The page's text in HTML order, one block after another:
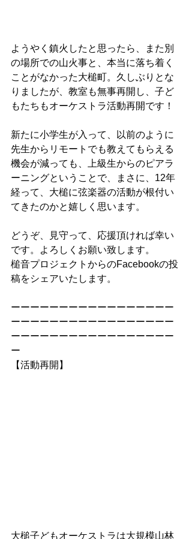
ようやく鎮火したと思ったら、また別
の場所での山火事と、本当に落ち着く
ことがなかった大槌町。久しぶりとな
りましたが、教室も無事再開し、子ど
もたちもオーケストラ活動再開です！
新たに小学生が入って、以前のように
先生からリモートでも教えてもらえる
機会が減っても、上級生からのピアラ
ーニングということで、まさに、12年
経って、大槌に弦楽器の活動が根付い
てきたのかと嬉しく思います。
どうぞ、見守って、応援頂ければ幸い
です。よろしくお願い致します。
槌音プロジェクトからのFacebookの投
稿をシェアいたします。
ーーーーーーーーーーーーーーーーー
ーーーーーーーーーーーーーーーーー
ーーーーーーーーーーーーーーーーー
ー
【活動再開】
大槌子どもオーケストラは大規模山林